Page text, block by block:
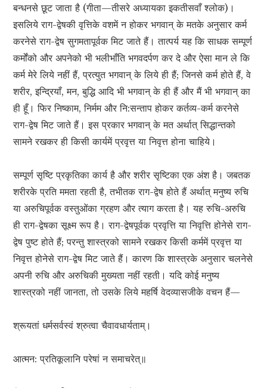
बन्धनसे छूट जाता है (गीता—तीसरे अध्यायका इकतीसवाँ श्लोक)।
इसलिये राग-द्वेषकी वृत्तिके वशमें न होकर भगवान् के मतके अनुसार कर्म
करनेसे राग-द्वेष सुगमतापूर्वक मिट जाते हैं। तात्पर्य यह कि साधक सम्पूर्ण
कर्मोंको और अपनेको भी भलीभाँति भगवदर्पण कर दे और ऐसा मान ले कि
कर्म मेरे लिये नहीं हैं, प्रत्युत भगवान् के लिये ही हैं; जिनसे कर्म होते हैं, वे
शरीर, इन्द्रियाँ, मन, बुद्धि आदि भी भगवान् के ही हैं और मैं भी भगवान् का
ही हूँ। फिर निष्काम, निर्मम और नि:सन्ताप होकर कर्तव्य-कर्म करनेसे
राग-द्वेष मिट जाते हैं। इस प्रकार भगवान् के मत अर्थात् सिद्धान्तको
सामने रखकर ही किसी कार्यमें प्रवृत्त या निवृत्त होना चाहिये।
सम्पूर्ण सृष्टि प्रकृतिका कार्य है और शरीर सृष्टिका एक अंश है। जबतक
शरीरके प्रति ममता रहती है, तभीतक राग-द्वेष होते हैं अर्थात् मनुष्य रुचि
या अरुचिपूर्वक वस्तुओंका ग्रहण और त्याग करता है। यह रुचि-अरुचि
ही राग-द्वेषका सूक्ष्म रूप है। राग-द्वेषपूर्वक प्रवृत्ति या निवृत्ति होनेसे राग-
द्वेष पुष्ट होते हैं; परन्तु शास्त्रको सामने रखकर किसी कर्ममें प्रवृत्त या
निवृत्त होनेसे राग-द्वेष मिट जाते हैं। कारण कि शास्त्रके अनुसार चलनेसे
अपनी रुचि और अरुचिकी मुख्यता नहीं रहती। यदि कोई मनुष्य
शास्त्रको नहीं जानता, तो उसके लिये महर्षि वेदव्यासजीके वचन हैं—
श्रूयतां धर्मसर्वस्वं श्रुत्वा चैवावधार्यताम्।
आत्मन: प्रतिकूलानि परेषां न समाचरेत्॥